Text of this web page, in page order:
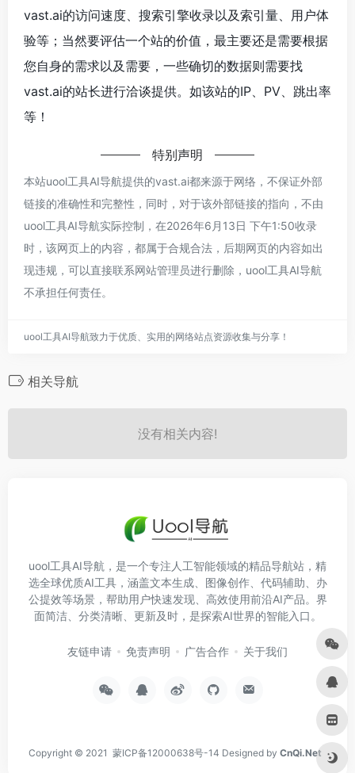
vast.ai的访问速度、搜索引擎收录以及索引量、用户体
验等；当然要评估一个站的价值，最主要还是需要根据
您自身的需求以及需要，一些确切的数据则需要找
vast.ai的站长进行洽谈提供。如该站的IP、PV、跳出率
等！
特别声明
本站uool工具AI导航提供的vast.ai都来源于网络，不保证外部
链接的准确性和完整性，同时，对于该外部链接的指向，不由
uool工具AI导航实际控制，在2026年6月13日 下午1:50收录
时，该网页上的内容，都属于合规合法，后期网页的内容如出
现违规，可以直接联系网站管理员进行删除，uool工具AI导航
不承担任何责任。
uool工具AI导航致力于优质、实用的网络站点资源收集与分享！
相关导航
没有相关内容!
uool工具AI导航，是一个专注人工智能领域的精品导航站，精
选全球优质AI工具，涵盖文本生成、图像创作、代码辅助、办
公提效等场景，帮助用户快速发现、高效使用前沿AI产品。界
面简洁、分类清晰、更新及时，是探索AI世界的智能入口。
友链申请 免责声明 广告合作 关于我们
Copyright © 2021 蒙ICP备12000638号-14 Designed by CnQi.Net